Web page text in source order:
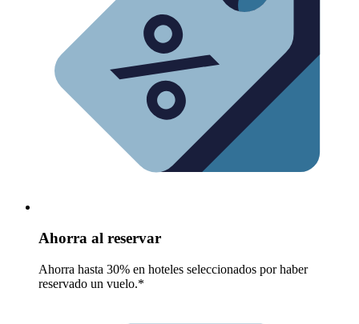
Ahorra al reservar
Ahorra hasta 30% en hoteles seleccionados por haber
reservado un vuelo.*